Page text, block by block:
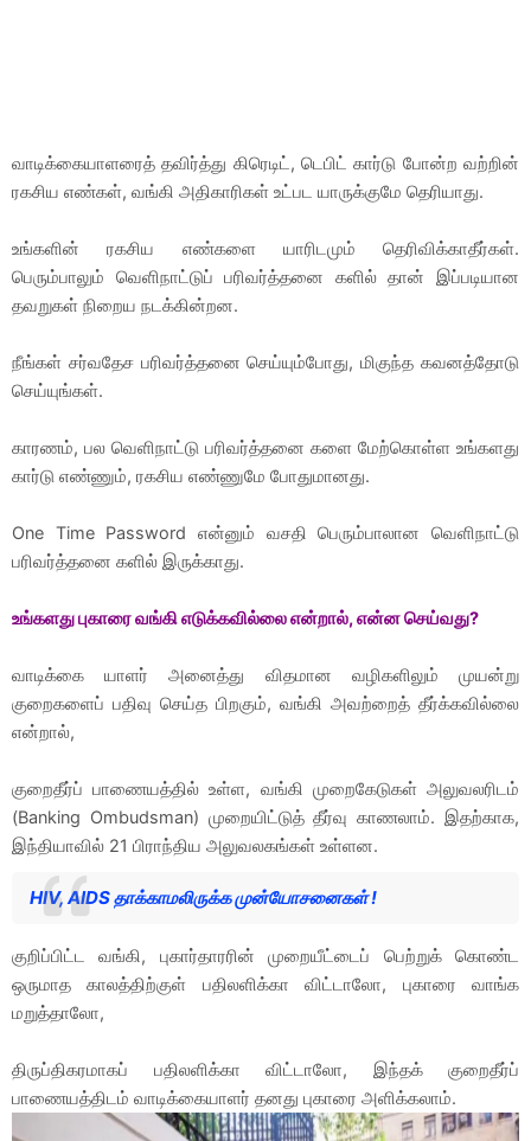
வாடிக்கையாளரைத் தவிர்த்து கிரெடிட், டெபிட் கார்டு போன்ற வற்றின்
ரகசிய எண்கள், வங்கி அதிகாரிகள் உட்பட யாருக்குமே தெரியாது.
உங்களின் ரகசிய எண்களை யாரிடமும் தெரிவிக்காதீர்கள்.
பெரும்பாலும் வெளிநாட்டுப் பரிவர்த்தனை களில் தான் இப்படியான
தவறுகள் நிறைய நடக்கின்றன.
நீங்கள் சர்வதேச பரிவர்த்தனை செய்யும்போது, மிகுந்த கவனத்தோடு
செய்யுங்கள்.
காரணம், பல வெளிநாட்டு பரிவர்த்தனை களை மேற்கொள்ள உங்களது
கார்டு எண்ணும், ரகசிய எண்ணுமே போதுமானது.
One Time Password என்னும் வசதி பெரும்பாலான வெளிநாட்டு
பரிவர்த்தனை களில் இருக்காது.
உங்களது புகாரை வங்கி எடுக்கவில்லை என்றால், என்ன செய்வது?
வாடிக்கை யாளர் அனைத்து விதமான வழிகளிலும் முயன்று
குறைகளைப் பதிவு செய்த பிறகும், வங்கி அவற்றைத் தீர்க்கவில்லை
என்றால்,
குறைதீர்ப் பாணையத்தில் உள்ள, வங்கி முறைகேடுகள் அலுவலரிடம்
(Banking Ombudsman) முறையிட்டுத் தீர்வு காணலாம். இதற்காக,
இந்தியாவில் 21 பிராந்திய அலுவலகங்கள் உள்ளன.
HIV, AIDS தாக்காமலிருக்க முன்யோசனைகள் !
குறிப்பிட்ட வங்கி, புகார்தாரரின் முறையீட்டைப் பெற்றுக் கொண்ட
ஒருமாத காலத்திற்குள் பதிலளிக்கா விட்டாலோ, புகாரை வாங்க
மறுத்தாலோ,
திருப்திகரமாகப் பதிலளிக்கா விட்டாலோ, இந்தக் குறைதீர்ப்
பாணையத்திடம் வாடிக்கையாளர் தனது புகாரை அளிக்கலாம்.